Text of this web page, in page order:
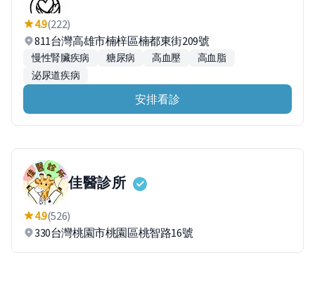
4.9(222)
811台灣高雄市楠梓區楠都東街209號
慢性腎臟疾病 糖尿病 高血壓
高血脂
泌尿道疾病
安排看診
佳醫診所
4.9(526)
330台灣桃園市桃園區桃智路16號